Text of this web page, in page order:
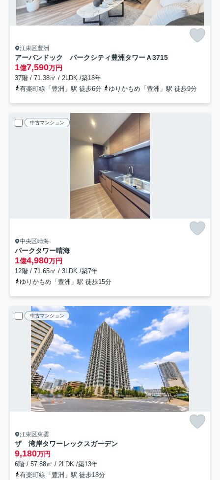
江東区豊洲
アーバンドック パークシティ豊洲タワーＡ3715
1億7,590万円
37階 / 71.38㎡ / 2LDK /築18年
有楽町線「豊洲」駅 徒歩6分
ゆりかもめ「豊洲」駅 徒歩9分
中古マンション
中央区晴海
パークタワー晴海
1億4,980万円
12階 / 71.65㎡ / 3LDK /築7年
ゆりかもめ「豊洲」駅 徒歩15分
中古マンション
江東区東雲
ザ 湾岸タワーレックスガーデン
9,180万円
6階 / 57.88㎡ / 2LDK /築13年
有楽町線「豊洲」駅 徒歩18分